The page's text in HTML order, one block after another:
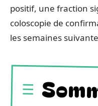
positif, une fraction
coloscopie de
les semaines